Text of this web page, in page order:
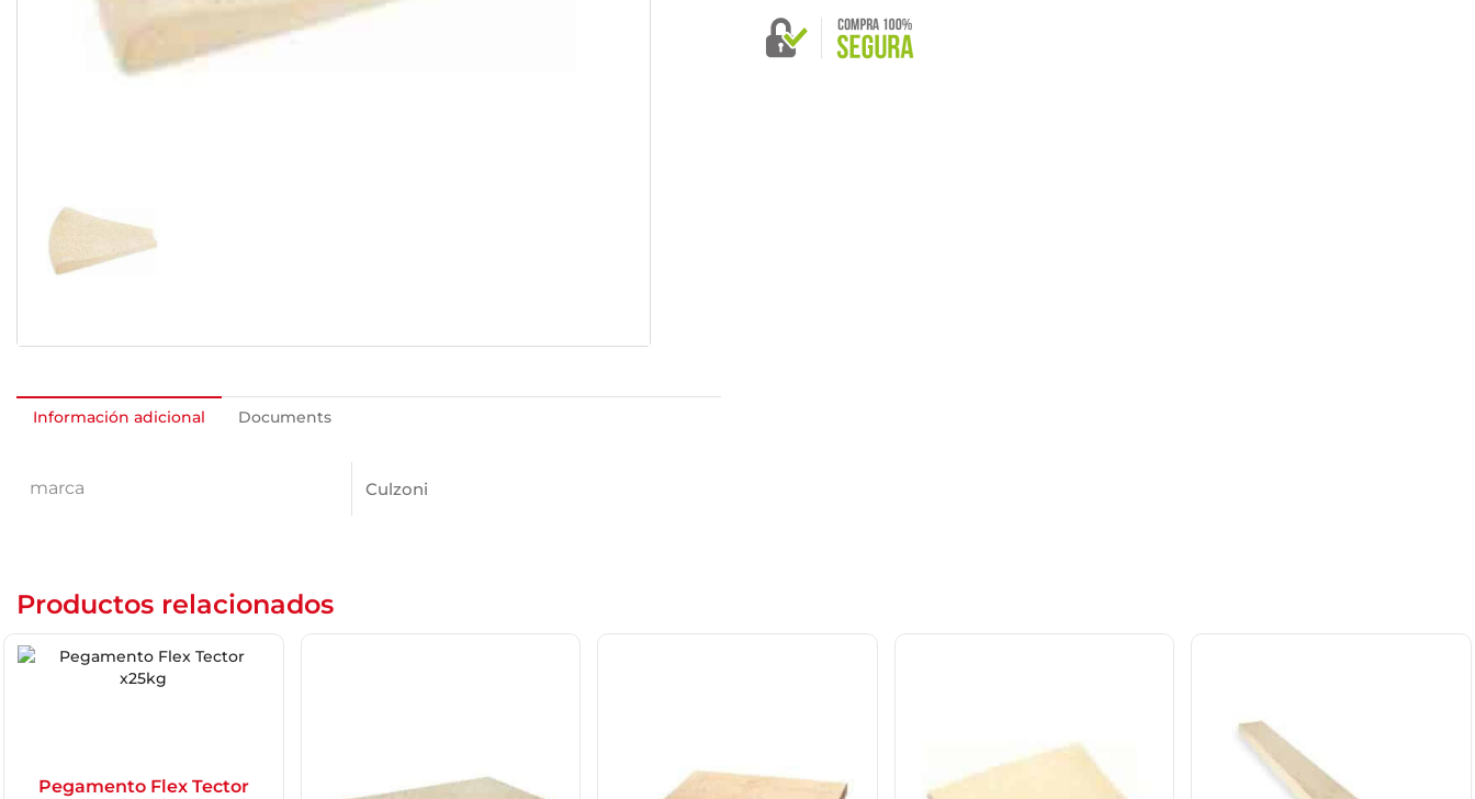
Información adicional Documents
marca Culzoni
Productos relacionados
Pegamento Flex Tector